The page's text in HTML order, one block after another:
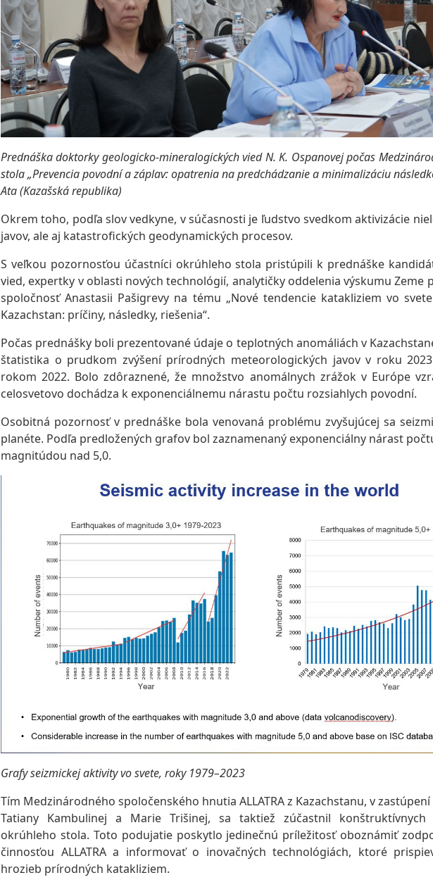
Prednáška doktorky geologicko-mineralogických vied N. K. Ospanovej počas
stola „Prevencia povodní a záplav: opatrenia na predchádzanie a minimalizáciu
Ata (Kazašská republika)
Okrem toho, podľa slov vedkyne, v súčasnosti je ľudstvo svedkom aktivizácie
javov, ale aj katastrofických geodynamických procesov.
S veľkou pozornosťou účastníci okrúhleho stola pristúpili k prednáške
vied, expertky v oblasti nových technológií, analytičky oddelenia výskumu Zeme
spoločnosť Anastasii Pašigrevy na tému „Nové tendencie katakliziem vo
Kazachstan: príčiny, následky, riešenia“.
Počas prednášky boli prezentované údaje o teplotných anomáliách v
štatistika o prudkom zvýšení prírodných meteorologických javov v roku
rokom 2022. Bolo zdôraznené, že množstvo anomálnych zrážok v Európe
celosvetovo dochádza k exponenciálnemu nárastu počtu rozsiahlych povodní.
Osobitná pozornosť v prednáške bola venovaná problému zvyšujúcej sa
planéte. Podľa predložených grafov bol zaznamenaný exponenciálny nárast
magnitúdou nad 5,0.
Grafy seizmickej aktivity vo svete, roky 1979–2023
Tím Medzinárodného spoločenského hnutia ALLATRA z Kazachstanu, v
Tatiany Kambulinej a Marie Trišinej, sa taktiež zúčastnil konštruktívnych
okrúhleho stola. Toto podujatie poskytlo jedinečnú príležitosť oboznámiť
činnosťou ALLATRA a informovať o inovačných technológiách, ktoré
hrozieb prírodných katakliziem.